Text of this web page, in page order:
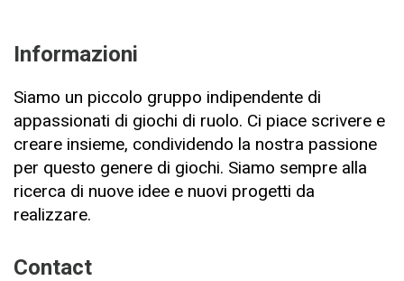
Informazioni
Siamo un piccolo gruppo indipendente di
appassionati di giochi di ruolo. Ci piace scrivere e
creare insieme, condividendo la nostra passione
per questo genere di giochi. Siamo sempre alla
ricerca di nuove idee e nuovi progetti da
realizzare.
Contact